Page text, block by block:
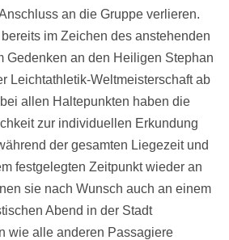
an die Gruppe verlieren.
im Zeichen des anstehenden
Gedenken an den Heiligen Stephan
Leichtathletik-Weltmeisterschaft ab
allen Haltepunkten haben die
zur individuellen Erkundung
der gesamten Liegezeit und
festgelegten Zeitpunkt wieder an
sie nach Wunsch auch an einem
Abend in der Stadt
wie alle anderen Passagiere